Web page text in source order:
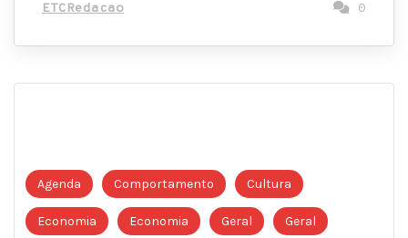
ETCRedacao 0
Agenda Comportamento Cultura
Economia Economia Geral Geral